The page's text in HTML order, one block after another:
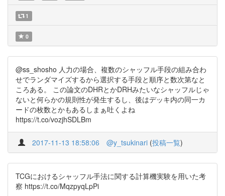
1
0
@ss_shosho 人力の場合、複数のシャッフル手段の組み合わ
せでランダマイズするから選択する手段と順序と数次第なと
ころある。 この論文のDHRとかDRHみたいなシャッフルじゃ
ないと何らかの規則性が発生するし、後はデッキ内の同一カ
ードの枚数とかもあるしまぁ吐くよね
https://t.co/vozjhSDLBm
2017-11-13 18:58:06 @y_tsukinari (投稿一覧)
TCGにおけるシャッフル手法に関する計算機実験を用いた考
察 https://t.co/MqzpyqLpPi